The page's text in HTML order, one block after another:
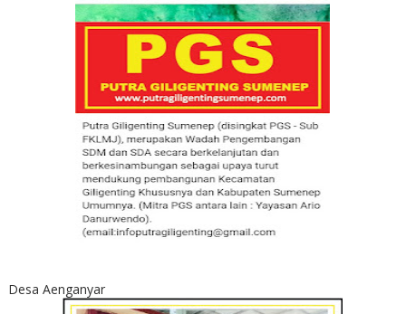
Desa Aenganyar